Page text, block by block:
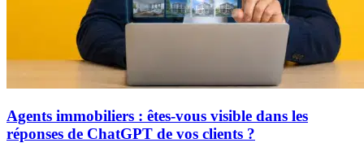
Agents immobiliers : êtes-vous visible dans les
réponses de ChatGPT de vos clients ?